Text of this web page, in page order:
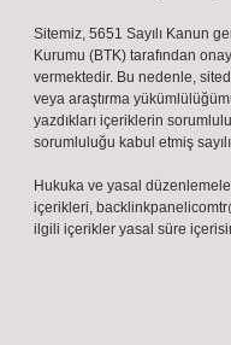
Sitemiz, 5651 Sayılı Kanun
Kurumu (BTK) tarafından
vermektedir. Bu nedenle,
veya araştırma
yazdıkları içeriklerin
sorumluluğu kabul etmiş
Hukuka ve yasal
içerikleri,
ilgili içerikler yasal süre